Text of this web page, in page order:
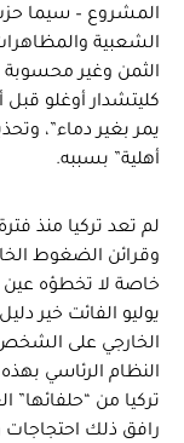
المشروع – سيما
الشعبية
الثمن وغير
كليتشدار أوغلو قبل
يمر بغير دماء”،
أهلية” بسببه.
لم تعد تركيا منذ
وقرائن الضغوط
خاصة لا تخطؤه عين
يوليو الفائت خير
الخارجي على الشخص
النظام الرئاسي
تركيا من “حلفائها”
رافق ذلك